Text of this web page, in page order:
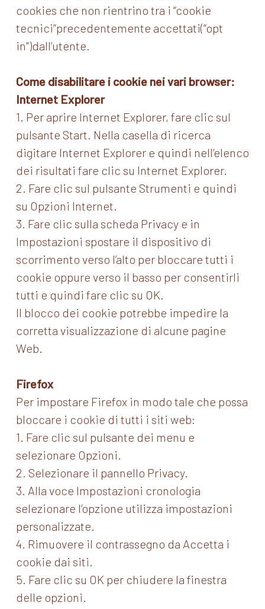
cookies che non rientrino tra i “cookie
tecnici”precedentemente accettati(“opt
in”)dall’utente.
Come disabilitare i cookie nei vari browser:
Internet Explorer
1. Per aprire Internet Explorer, fare clic sul
pulsante Start. Nella casella di ricerca
digitare Internet Explorer e quindi nell’elenco
dei risultati fare clic su Internet Explorer.
2. Fare clic sul pulsante Strumenti e quindi
su Opzioni Internet.
3. Fare clic sulla scheda Privacy e in
Impostazioni spostare il dispositivo di
scorrimento verso l’alto per bloccare tutti i
cookie oppure verso il basso per consentirli
tutti e quindi fare clic su OK.
Il blocco dei cookie potrebbe impedire la
corretta visualizzazione di alcune pagine
Web.
Firefox
Per impostare Firefox in modo tale che possa
bloccare i cookie di tutti i siti web:
1. Fare clic sul pulsante dei menu e
selezionare Opzioni.
2. Selezionare il pannello Privacy.
3. Alla voce Impostazioni cronologia
selezionare l’opzione utilizza impostazioni
personalizzate.
4. Rimuovere il contrassegno da Accetta i
cookie dai siti.
5. Fare clic su OK per chiudere la finestra
delle opzioni.